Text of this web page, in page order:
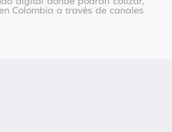
Colombia a través de canales